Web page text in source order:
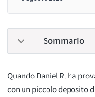
Sommario
Quando Daniel R. ha
con un piccolo deposito